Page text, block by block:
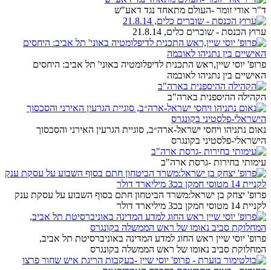
ד"ר אודי זומר -העולם מתאחד נגד דאע"ש
ערוץ הכנסת - שוברים כלים, 21.8.14
פרופ' יוסי שיין,ראש התכנית לדיפלומטיה באוני' תל אביב: היחסים
האישיים בין נתניהו לאובמה
הקהילה ההיספנית בארה"ב
נאום נתניהו ויחסי ישראל-ארה״ב, סוגיית הגרעין האירני והסכסוך
הישראלי-פלסטיני בקונגרס
עימותי בחירות -גרסת ארה"ב
פרופ' יצחק בן ישראל:משרד הביטחון חתם בסוף השבוע על עסקת ענק
לקניית 14 מטוסי חמקן בכ3 מיליארד דולר
פרופ' יוסי שיין ראש החוג למדע המדינה באוניברסיטת תל אביב,
המחלוקת סביב נאומו של ראש הממשלה בקונגרס